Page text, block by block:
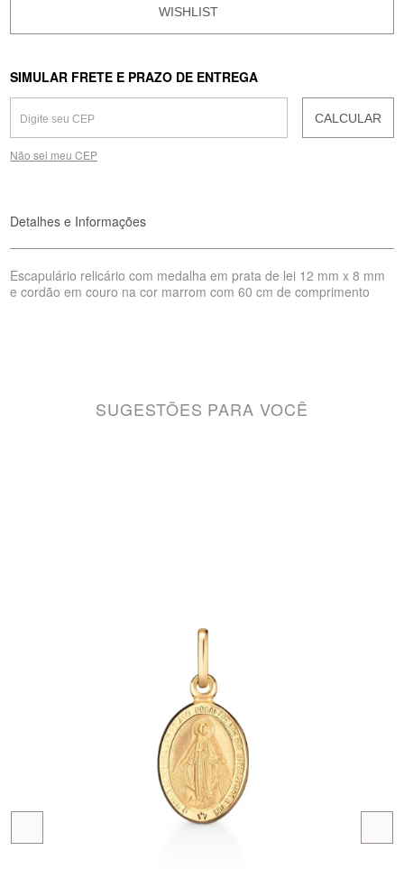
SIMULAR FRETE E PRAZO DE ENTREGA
CALCULAR
Não sei meu CEP
Detalhes e Informações
Escapulário relicário com medalha em prata de lei 12 mm x 8 mm
e cordão em couro na cor marrom com 60 cm de comprimento
SUGESTÕES PARA VOCÊ